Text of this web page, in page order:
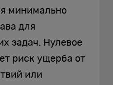
минимально
для
задач. Нулевое
риск ущерба от
или